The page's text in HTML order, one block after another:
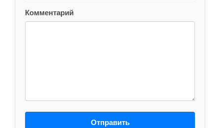
Комментарий
Отправить